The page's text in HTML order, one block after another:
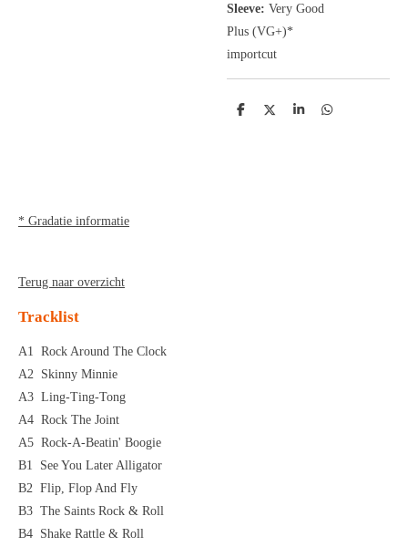
Sleeve: Very Good
Plus (VG+)*
importcut
D
D
S
D
* Gradatie informatie
Terug naar overzicht
Tracklist
A1 Rock Around The Clock
A2 Skinny Minnie
A3 Ling-Ting-Tong
A4 Rock The Joint
A5 Rock-A-Beatin' Boogie
B1 See You Later Alligator
B2 Flip, Flop And Fly
B3 The Saints Rock & Roll
B4 Shake Rattle & Roll